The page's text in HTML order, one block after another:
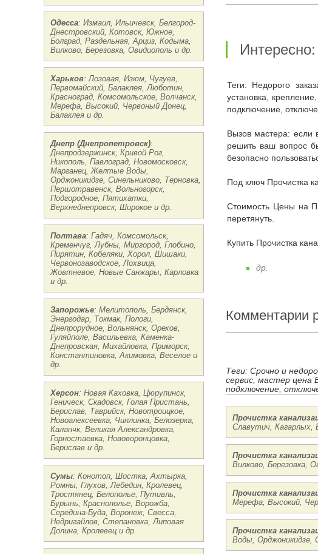
Одесса: Измаил, Ильичевск, Белгород-
Днестровский, Котовск, Южное,
Болград, Раздельная, Арциз, Кодыма,
Вилково, Березовка, Овидиополь и др.
Харьков: Лозовая, Изюм, Чугуев,
Первомайский, Балаклея, Люботин,
Красноград, Комсомольское, Волчанск,
Мерефа, Высокий, Червоный Донец,
Балаклея и др.
Днепр (Днепропетровск):
Днепродзержинск, Кривой Рог,
Никополь, Павлоград, Новомосковск,
Марганец, Желтые Воды,
Орджоникидзе, Синельниково, Терновка,
Першотравенск, Вольногорск,
Подгородное, Пятихатки,
Верхнеднепровск, Широкое и др.
Полтава: Гадяч, Комсомольск,
Кременчуг, Лубны, Миргород, Глобино,
Пирятин, Кобеляки, Хорол, Шишаки,
Червонозаводское, Лохвица,
Жовтневое, Новые Санжары, Карловка
и др.
Запорожье: Мелитополь, Бердянск,
Энергодар, Токмак, Пологи,
Днепрорудное, Вольнянск, Орехов,
Гуляйполе, Васильевка, Каменка-
Днепровская, Михайловка, Приморск,
Константиновка, Акимовка, Веселое и
др.
Херсон: Новая Каховка, Цюрупинск,
Геническ, Скадовск, Голая Пристань,
Берислав, Таврийск, Новотроицкое,
Новоалексеевка, Чиплинка, Белозерка,
Каланчк, Великая Александровка,
Горностаевка, Нововоронцовка,
Берислав и др.
Сумы: Конотоп, Шостка, Ахтырка,
Ромны, Глухов, Лебедин, Кролевец,
Тростянец, Белополье, Путивль,
Бурынь, Краснополье, Ворожба,
Середина-Буда, Воронеж, Свесса,
Недригайлов, Степановка, Липовая
Долина, Кролевец и др.
Интересно:
Теги: Недорого заказать в Виннице Прочистка канализации цена срочно круглосуточно, прайс-лист, монтаж, сборка, демонтаж,
установка,
подключение,
Вызов мастера: если вам нужна консультация опытного специалиста, звоните нам мы бесплатно проконсультируем и подскажем как
решить ваш вопрос
безопасно
Под ключ Прочистка
Стоимость Цены на Прочистка канализации Винница: реставрация, ремонт, перетяжка, стяжка, отремонтировать, отреставрировать,
перетянуть.
Купить Прочистка
др.
Комментарии
Теги: Срочно и
сервис, мастер цена
подключение,
Прочистка
Славутич, Кагарлых,
Прочистка
Вилково, Березовка,
Прочистка
Мерефа, Высокий,
Прочистка
Воды, Орджоникидзе,